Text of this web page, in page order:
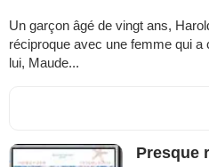
Un garçon âgé de vingt ans,
réciproque avec une femme qui
lui, Maude...
Presque